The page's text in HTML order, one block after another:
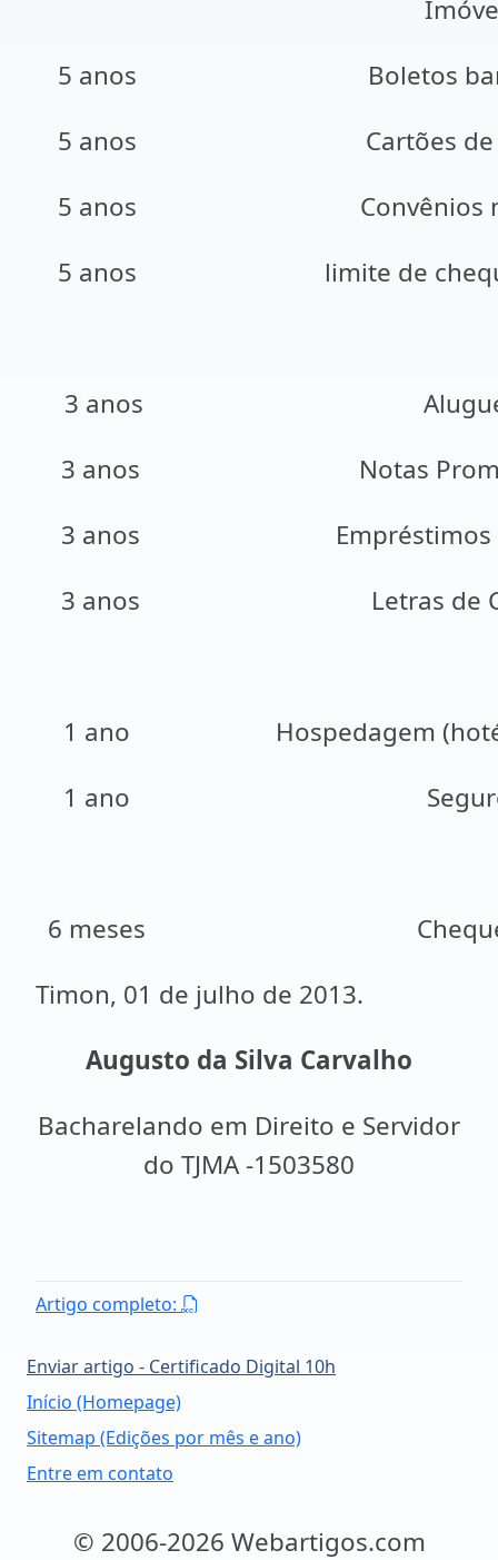
5 anos
Boletos
5 anos
Cartões
5 anos
Convênios
5 anos
limite de
3 anos
3 anos
Notas
3 anos
3 anos
Letras de
1 ano
Hospedagem
1 ano
6 meses
Timon, 01 de julho de 2013.
Augusto da Silva Carvalho
Bacharelando em Direito e Servidor
do TJMA -1503580
Artigo completo:
Enviar artigo - Certificado Digital 10h
Início (Homepage)
Sitemap (Edições por mês e ano)
Entre em contato
© 2006-2026 Webartigos.com